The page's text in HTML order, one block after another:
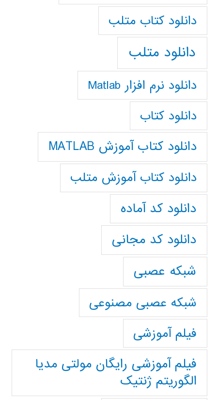
دانلود كتاب متلب
دانلود متلب
دانلود نرم افزار Matlab
دانلود کتاب
دانلود کتاب آموزش MATLAB
دانلود کتاب آموزش متلب
دانلود کد آماده
دانلود کد مجانی
شبکه عصبی
شبکه عصبی مصنوعی
فیلم آموزشی
فیلم آموزشی رایگان مولتی مدیا
الگوریتم ژنتیک